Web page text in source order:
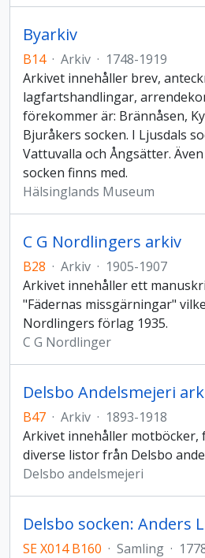
Byarkiv
B14 · Arkiv · 1748-1919
Arkivet innehåller brev,
lagfartshandlingar,
förekommer är: Brännåsen,
Bjuråkers socken. I Ljusdals
Vattuvalla och Ångsätter.
socken finns med.
Hälsinglands Museum
C G Nordlingers arkiv
B28 · Arkiv · 1905-1907
Arkivet innehåller ett
"Fädernas missgärningar"
Nordlingers förlag 1935.
C G Nordlinger
Delsbo Andelsmejeri
B47 · Arkiv · 1893-1918
Arkivet innehåller motböcker,
diverse listor från Delsbo
Delsbo andelsmejeri
SE X014 B160 · Samling ·